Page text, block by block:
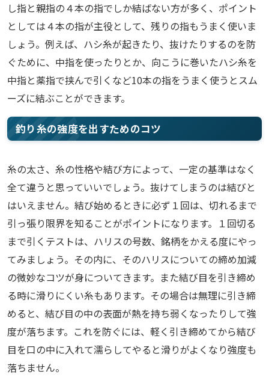
し指と親指の４本の指でしか結ばない方が多く、ポイント
としては４本の指が主役として、残りの指もうまく使いま
しょう。例えば、ハシ糸が起きたり、抜けたりするのを防
ぐために、中指を使ったりとか、向こうに巻いたハシ糸を
中指と薬指で挟んで引くなど10本の指をうまく使うとスム
ーズに結ぶことができます。
釣り糸の強度を出すためのコツ
糸の太さ、糸の性格や結び方によって、一定の基準はなく
全て違うと思っていいでしょう。抜けてしまうのは結びと
はいえません。結び始めるときに必ず１回は、切れるまで
引っ張り限界を知ることがポイントになります。１回切る
まで引くテストは、ハリスの号数、銘柄をかえる度にやっ
てみましょう。その内に、そのハリスについての締め加減
の微妙なコツが身についてきます。また結び目を引き締め
る時に滑りにくい糸もあります。その場合は無理に引き締
めると、結び目の中の表面が熱を持ち弱くなったりして強
度が落ちます。これを防ぐには、軽く引き締めてから結び
目を口の中に入れて濡らしてやると滑りがよくなり強度も
落ちません。